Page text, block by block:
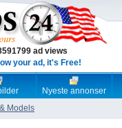
ad views
your ad, it's Free!
Nyeste annonser
Models